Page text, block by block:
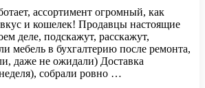
ассортимент огромный, как
и кошелек! Продавцы настоящие
деле, подскажут, расскажут,
мебель в бухгалтерию после ремонта,
даже не ожидали) Доставка
собрали ровно …